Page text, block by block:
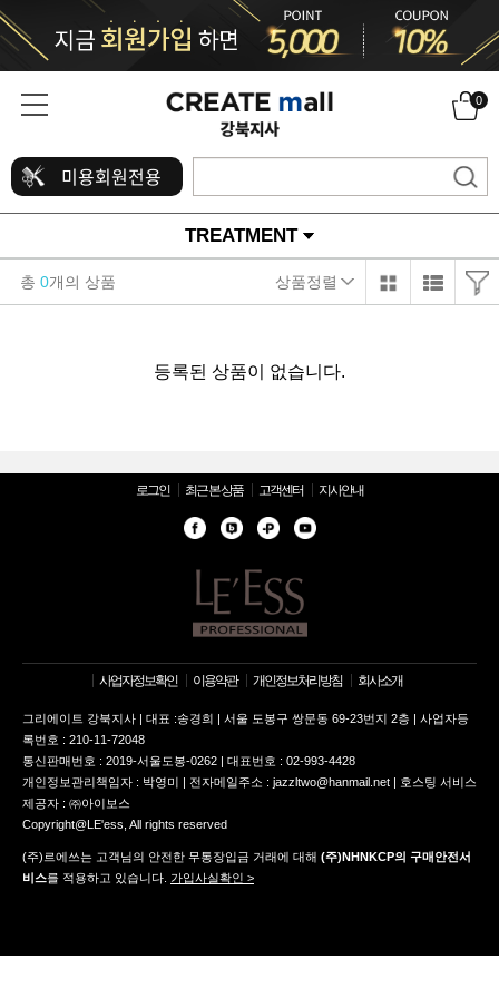
0
미용회원전용
TREATMENT
총 0개의 상품 상품정렬
등록된 상품이 없습니다.
로그인 최근 본 상품 고객센터 지사안내
사업자정보확인 이용약관 개인정보처리방침 회사소개
그리에이트 강북지사 | 대표 :송경희 | 서울 도봉구 쌍문동 69-23번지 2층 | 사업자등
록번호 : 210-11-72048
통신판매번호 : 2019-서울도봉-0262 | 대표번호 : 02-993-4428
개인정보관리책임자 : 박영미 | 전자메일주소 : jazzltwo@hanmail.net | 호스팅 서비스
제공자 : ㈜아이보스
Copyright@LE'ess, All rights reserved
(주)르에쓰는 고객님의 안전한 무통장입금 거래에 대해 (주)NHNKCP의 구매안전서
비스를 적용하고 있습니다. 가입사실확인 >